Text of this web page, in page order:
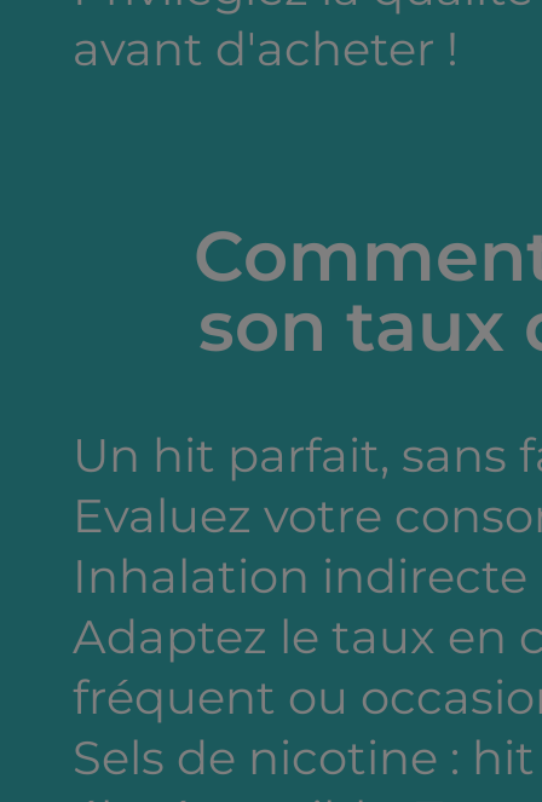
avant d'acheter !
son taux
Un hit parfait, sans
Evaluez votre
Inhalation indirecte
Adaptez le taux en
fréquent ou
Sels de nicotine :